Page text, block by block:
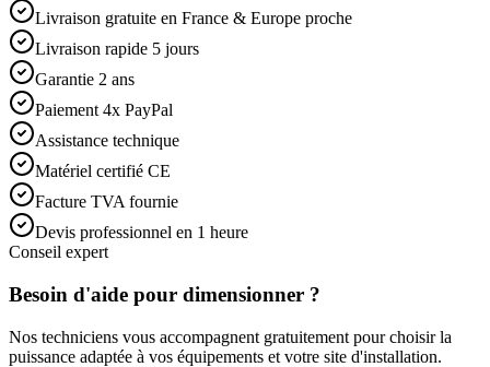
Livraison gratuite en France & Europe proche
Livraison rapide 5 jours
Garantie 2 ans
Paiement 4x PayPal
Assistance technique
Matériel certifié CE
Facture TVA fournie
Devis professionnel en 1 heure
Conseil expert
Besoin d'aide pour dimensionner ?
Nos techniciens vous accompagnent gratuitement pour choisir la
puissance adaptée à vos équipements et votre site d'installation.